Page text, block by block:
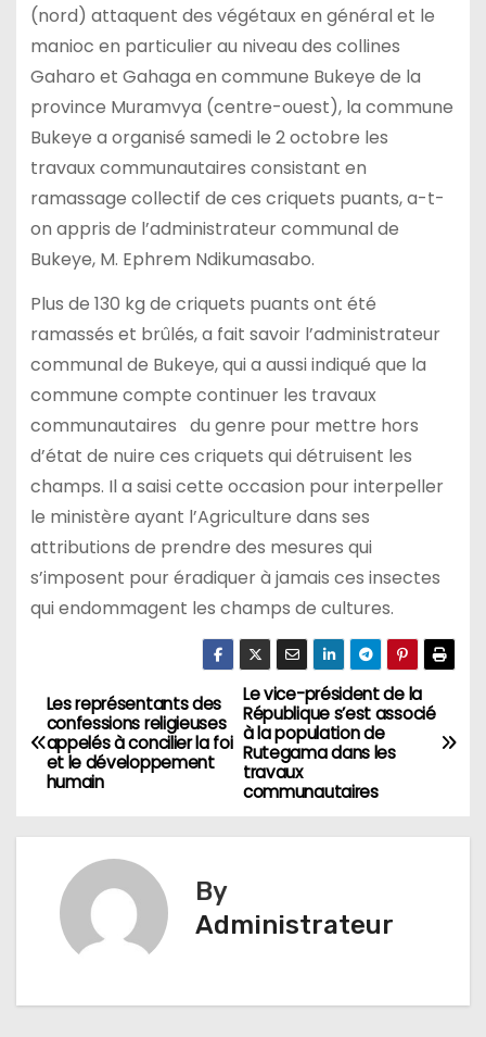
(nord) attaquent des végétaux en général et le
manioc en particulier au niveau des collines
Gaharo et Gahaga en commune Bukeye de la
province Muramvya (centre-ouest), la commune
Bukeye a organisé samedi le 2 octobre les
travaux communautaires consistant en
ramassage collectif de ces criquets puants, a-t-
on appris de l’administrateur communal de
Bukeye, M. Ephrem Ndikumasabo.
Plus de 130 kg de criquets puants ont été
ramassés et brûlés, a fait savoir l’administrateur
communal de Bukeye, qui a aussi indiqué que la
commune compte continuer les travaux
communautaires du genre pour mettre hors
d’état de nuire ces criquets qui détruisent les
champs. Il a saisi cette occasion pour interpeller
le ministère ayant l’Agriculture dans ses
attributions de prendre des mesures qui
s’imposent pour éradiquer à jamais ces insectes
qui endommagent les champs de cultures.
Navigation
de
l’article
Le vice-président de la
République s’est associé
à la population de
Rutegama dans les
travaux
communautaires
Les représentants des
confessions religieuses
appelés à concilier la foi
et le développement
humain
By
Administrateur